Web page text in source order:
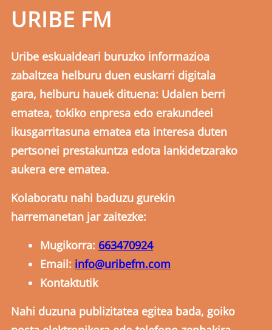
URIBE FM
Uribe eskualdeari buruzko informazioa
zabaltzea helburu duen euskarri digitala
gara, helburu hauek dituena: Udalen berri
ematea, tokiko enpresa edo erakundeei
ikusgarritasuna ematea eta interesa duten
pertsonei prestakuntza edota lankidetzarako
aukera ere ematea.
Kolaboratu nahi baduzu gurekin
harremanetan jar zaitezke:
Mugikorra: 663470924
Email: info@uribefm.com
Kontaktutik
Nahi duzuna publizitatea egitea bada, goiko